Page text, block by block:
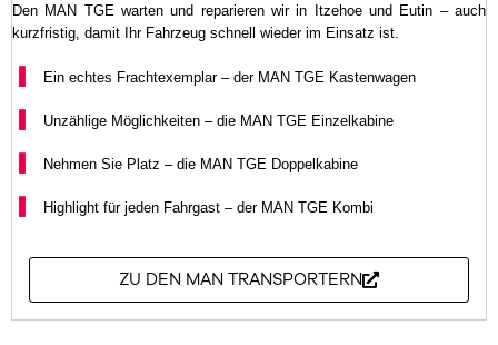
Den MAN TGE warten und reparieren wir in Itzehoe und Eutin – auch
kurzfristig, damit Ihr Fahrzeug schnell wieder im Einsatz ist.
Ein echtes Frachtexemplar – der MAN TGE Kastenwagen
Unzählige Möglichkeiten – die MAN TGE Einzelkabine
Nehmen Sie Platz – die MAN TGE Doppelkabine
Highlight für jeden Fahrgast – der MAN TGE Kombi
ZU DEN MAN TRANSPORTERN